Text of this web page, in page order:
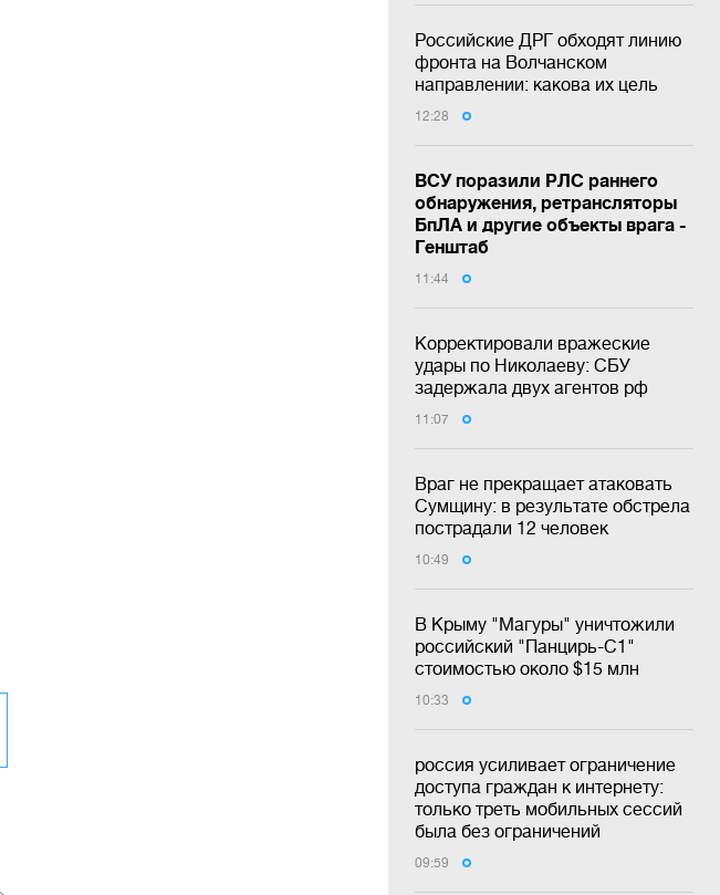
Российские ДРГ обходят линию
фронта на Волчанском
направлении: какова их цель
12:28
ВСУ поразили РЛС раннего
обнаружения, ретрансляторы
БпЛА и другие объекты врага -
Генштаб
11:44
Корректировали вражеские
удары по Николаеву: СБУ
задержала двух агентов рф
11:07
Враг не прекращает атаковать
Сумщину: в результате обстрела
пострадали 12 человек
10:49
В Крыму "Магуры" уничтожили
российский "Панцирь-С1"
стоимостью около $15 млн
10:33
россия усиливает ограничение
доступа граждан к интернету:
только треть мобильных сессий
была без ограничений
09:59